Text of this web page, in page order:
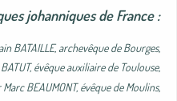
johanniques de France :
BATAILLE, archevêque de Bourges,
évêque auxiliaire de Toulouse,
Marc BEAUMONT, évêque de Moulins,